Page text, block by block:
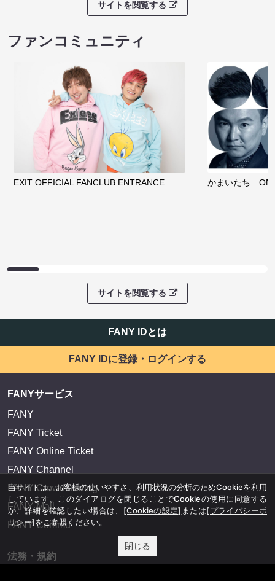
サイトを閲覧する
ファンコミュニティ
EXIT OFFICIAL FANCLUB ENTRANCE かまいたち
サイトを閲覧する
FANY IDとは
FANY IDに登録・ログインする
FANYサービス
FANY
FANY Ticket
FANY Online Ticket
FANY Channel
FANY Crowdfunding
FANY Mall
FANY Commu
法務・規約
当サイトは、お客様の使いやすさ、利用状況の分析のためCookieを利用
しています。このダイアログを閉じることでCookieの使用に同意する
か、詳細を確認したい場合は、 [Cookieの設定] または[プライバシーポ
リシー]をご参照ください。
閉じる